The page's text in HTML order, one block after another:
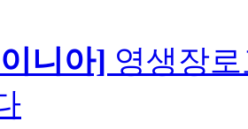
니아] 영생장